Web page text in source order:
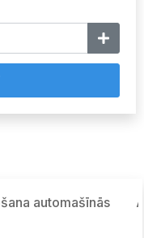
automašīnās